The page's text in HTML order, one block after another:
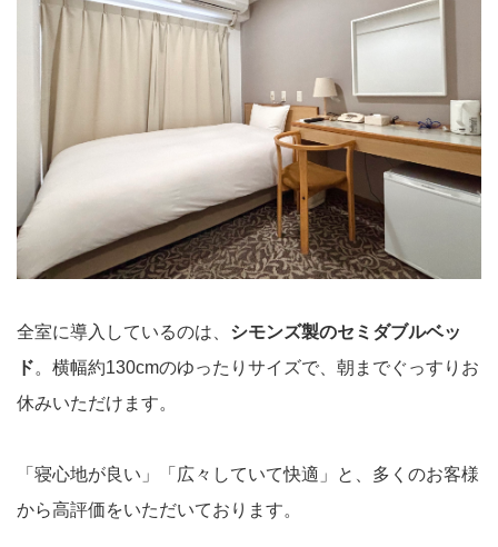
全室に導入しているのは、 シモンズ製のセミダブルベッ
ド。横幅約130cmのゆったりサイズで、朝までぐっすりお
休みいただけます。
「寝心地が良い」「広々していて快適」と、多くのお客様
から高評価をいただいております。